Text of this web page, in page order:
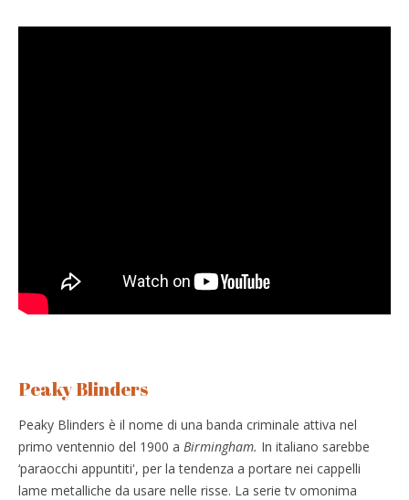
Peaky Blinders
Peaky Blinders è il nome di una banda criminale attiva nel
primo ventennio del 1900 a Birmingham. In italiano sarebbe
‘paraocchi appuntiti', per la tendenza a portare nei cappelli
lame metalliche da usare nelle risse. La serie tv omonima